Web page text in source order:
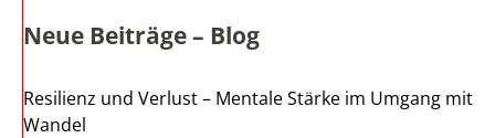
Neue Beiträge – Blog
Resilienz und Verlust – Mentale Stärke im Umgang mit
Wandel